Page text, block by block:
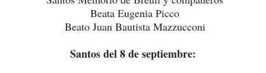
Beata Eugenia Picco
Beato Juan Bautista Mazzucconi
Santos del 8 de septiembre: